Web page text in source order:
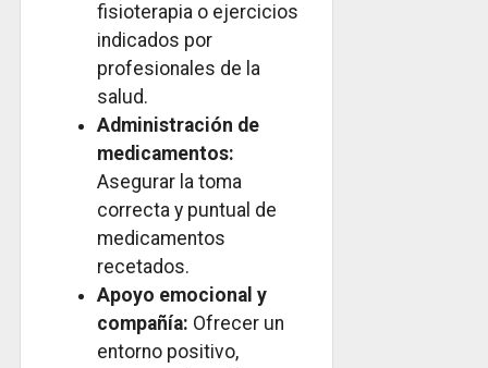
fisioterapia o ejercicios
indicados por
profesionales de la
salud.
Administración de
medicamentos:
Asegurar la toma
correcta y puntual de
medicamentos
recetados.
Apoyo emocional y
compañía: Ofrecer un
entorno positivo,